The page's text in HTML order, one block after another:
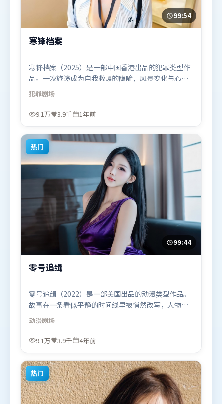
99:54
寒锋档案
寒锋档案（2025）是一部中国香港出品的犯罪类型作
品。一次旅途成为自我救赎的隐喻，风景变化与心境
转折彼此呼应。类型元素被重新组合，既致敬经典也
尝试突破套路。由丹尼斯·维伦纽瓦执导，木村拓
哉、基里安·墨菲、阿米尔·汗，梁朝伟、肖战、段
港）在部分地区首映上线，适合喜欢犯罪题材的观众
观看。
犯罪剧场
9.1万 3.9千 1年前
热门
99:44
零号追缉
零号追缉（2022）是一部美国出品的动漫类型作品。
故事在一条看似平静的时间线里被悄然改写，人物被
迫直面过去与现在的撕裂。动作场面设计讲究空间与
节奏，文戏部分同样扎实耐嚼。由徐克执导，木村拓
哉、易烊千玺、章子怡，古天乐、汤姆·哈迪、张译
区首映上线，适合喜欢动漫题材的观众观看。
动漫剧场
9.1万 3.9千 4年前
热门